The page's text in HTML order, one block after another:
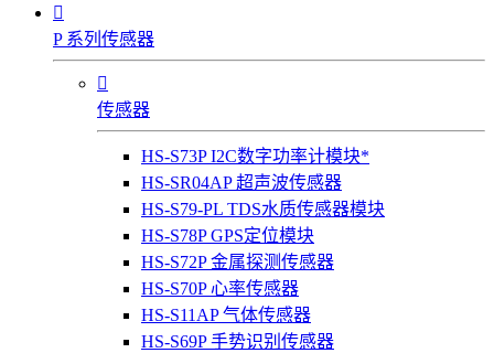

P 系列传感器

传感器
HS-S73P I2C数字功率计模块*
HS-SR04AP 超声波传感器
HS-S79-PL TDS水质传感器模块
HS-S78P GPS定位模块
HS-S72P 金属探测传感器
HS-S70P 心率传感器
HS-S11AP 气体传感器
HS-S69P 手势识别传感器